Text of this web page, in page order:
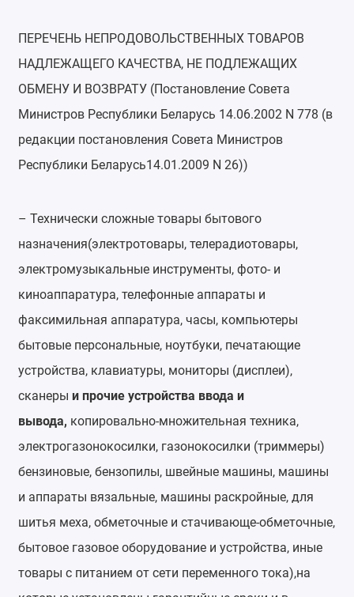
ПЕРЕЧЕНЬ НЕПРОДОВОЛЬСТВЕННЫХ ТОВАРОВ
НАДЛЕЖАЩЕГО КАЧЕСТВА, НЕ ПОДЛЕЖАЩИХ
ОБМЕНУ И ВОЗВРАТУ (Постановление Совета
Министров Республики Беларусь 14.06.2002 N 778 (в
редакции постановления Совета Министров
Республики Беларусь14.01.2009 N 26))
– Технически сложные товары бытового
назначения(электротовары, телерадиотовары,
электромузыкальные инструменты, фото- и
киноаппаратура, телефонные аппараты и
факсимильная аппаратура, часы, компьютеры
бытовые персональные, ноутбуки, печатающие
устройства, клавиатуры, мониторы (дисплеи),
сканеры и прочие устройства ввода и
вывода, копировально-множительная техника,
электрогазонокосилки, газонокосилки (триммеры)
бензиновые, бензопилы, швейные машины, машины
и аппараты вязальные, машины раскройные, для
шитья меха, обметочные и стачивающе-обметочные,
бытовое газовое оборудование и устройства, иные
товары с питанием от сети переменного тока),на